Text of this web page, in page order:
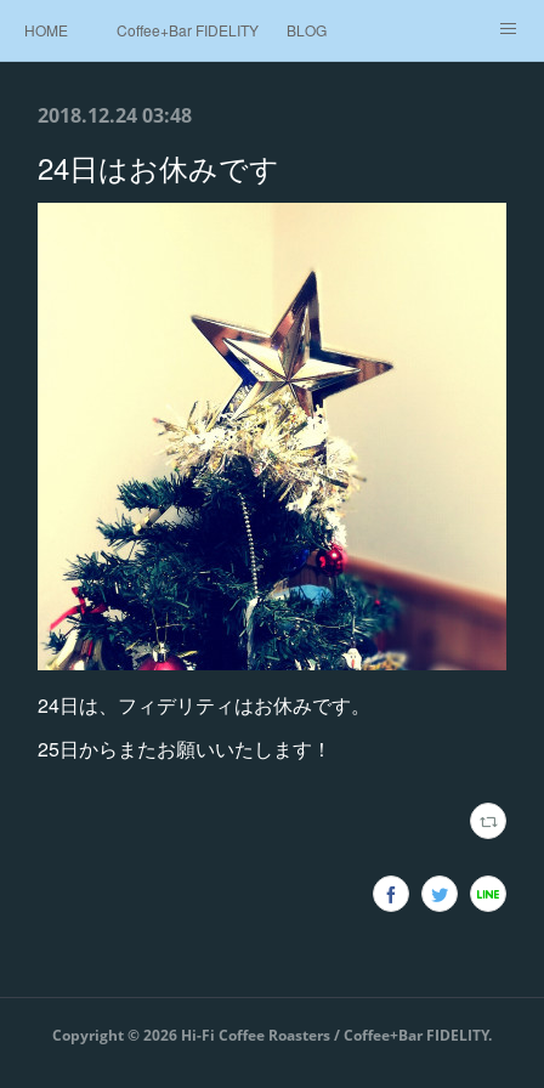
HOME Coffee+Bar FIDELITY BLOG
2018.12.24 03:48
24日はお休みです
24日は、フィデリティはお休みです。
25日からまたお願いいたします！
Copyright ©2026 Hi-Fi Coffee Roasters / Coffee+Bar FIDELITY.